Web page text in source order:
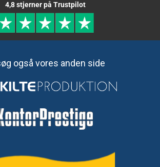
4,8 stjerner på Trustpilot
også vores anden side